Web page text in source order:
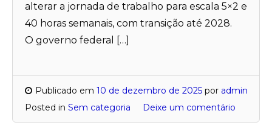
alterar a jornada de trabalho para escala 5×2 e
40 horas semanais, com transição até 2028.
O governo federal […]
Publicado em 10 de dezembro de 2025 por admin
Posted in Sem categoria Deixe um comentário